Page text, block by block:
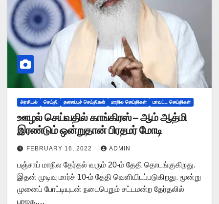
அரசியல் செய்தி தலைப்புச் செய்திகள் மாநில செய்திகள் மாவட்ட செய்திகள்
ஊழல் செய்வதில் காங்கிரஸ் – ஆம் ஆத்மி
இரண்டும் ஒன்றுதான் பிரதமர் மோடி
FEBRUARY 16, 2022 ADMIN
பஞ்சாப் மாநில தேர்தல் வரும் 20-ம் தேதி தொடங்குகிறது.
இதன் முடிவு மார்ச் 10-ம் தேதி வெளியிடப்படுகிறது. மூன்று
முனைப் போட்டியுடன் நடைபெறும் சட்டமன்ற தேர்தலில்
பாஜக,…